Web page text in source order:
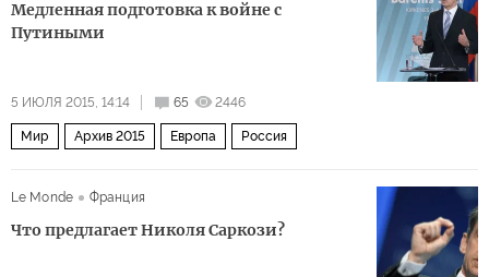
Медленная подготовка к войне с
Путиными
5 ИЮЛЯ 2015, 14:14 65 2446
Мир Архив 2015 Европа Россия
Le Monde Франция
Что предлагает Николя Саркози?